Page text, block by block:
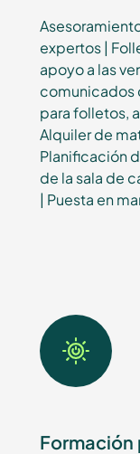
expertos |
apoyo a las
comunicados
para folletos,
Alquiler de
Planificación
de la sala de
| Puesta en
Formación